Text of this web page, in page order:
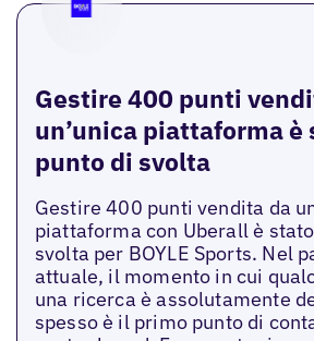
Gestire 400 punti
un’unica piattaforma è
punto di svolta
Gestire 400 punti vendita da
piattaforma con Uberall è
svolta per BOYLE Sports. Nel
attuale, il momento in cui
una ricerca è assolutamente
spesso è il primo punto di